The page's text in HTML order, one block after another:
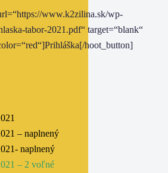
www.k2zilina.sk/wp-
tabor-2021.pdf“ target=“blank“
hoot_button]
– naplnený
naplnený
– 2 voľné